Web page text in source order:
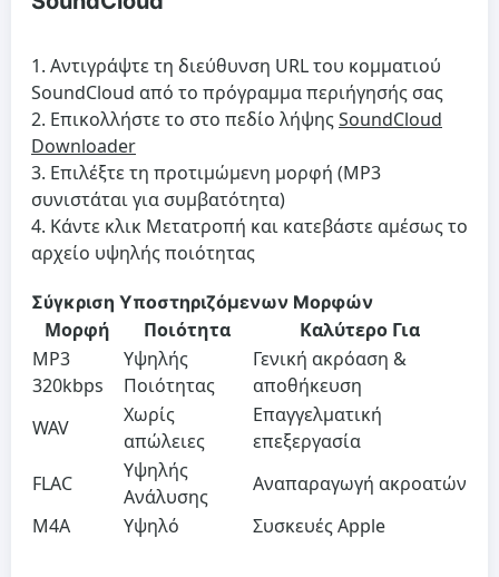
Αντιγράψτε τη διεύθυνση URL του κομματιού
SoundCloud από το πρόγραμμα περιήγησής σας
Επικολλήστε το στο πεδίο λήψηςSoundCloud
Downloader
Επιλέξτε τη προτιμώμενη μορφή (MP3
συνιστάται για συμβατότητα)
Κάντε κλικ Μετατροπή και κατεβάστε αμέσως το
αρχείο υψηλής ποιότητας
Σύγκριση Υποστηριζόμενων Μορφών
Μορφή Ποιότητα
Καλύτερο Για
MP3
320kbps
Υψηλής
Ποιότητας
Γενική ακρόαση &
αποθήκευση
WAV
Χωρίς
απώλειες
Επαγγελματική
επεξεργασία
FLAC
Υψηλής
Ανάλυσης
Αναπαραγωγή ακροατών
M4A
Υψηλό Συσκευές Apple